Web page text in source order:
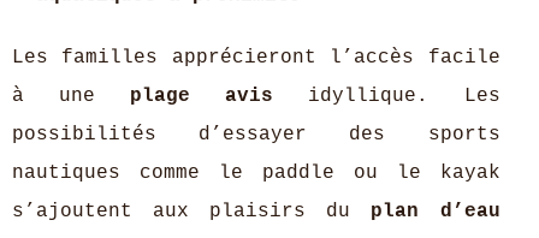
Les familles apprécieront l’accès facile
à une plage avis idyllique. Les
possibilités d’essayer des sports
nautiques comme le paddle ou le kayak
s’ajoutent aux plaisirs du plan d’eau